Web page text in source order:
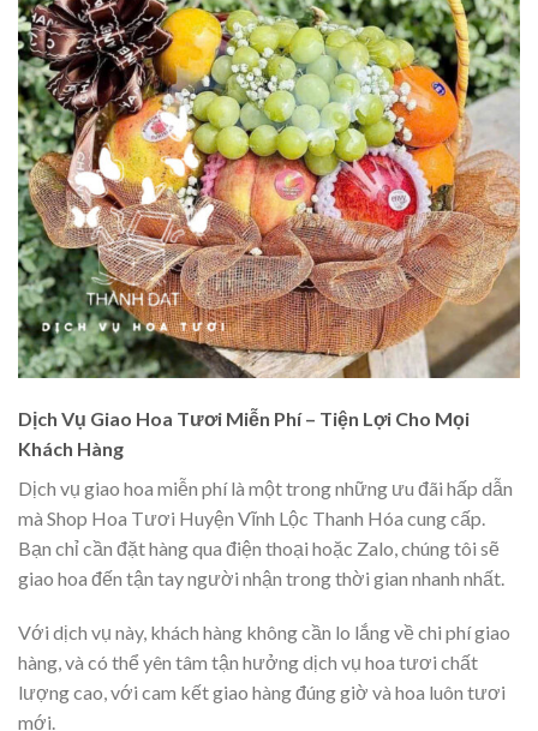
Dịch Vụ Giao Hoa Tươi Miễn Phí – Tiện Lợi Cho Mọi
Khách Hàng
Dịch vụ giao hoa miễn phí là một trong những ưu đãi hấp dẫn
mà Shop Hoa Tươi Huyện Vĩnh Lộc Thanh Hóa cung cấp.
Bạn chỉ cần đặt hàng qua điện thoại hoặc Zalo, chúng tôi sẽ
giao hoa đến tận tay người nhận trong thời gian nhanh nhất.
Với dịch vụ này, khách hàng không cần lo lắng về chi phí giao
hàng, và có thể yên tâm tận hưởng dịch vụ hoa tươi chất
lượng cao, với cam kết giao hàng đúng giờ và hoa luôn tươi
mới.